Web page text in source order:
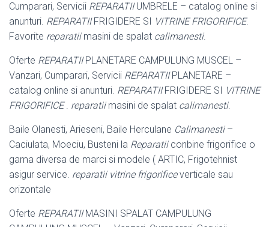
Cumparari, Servicii REPARATIIUMBRELE – catalog online si
anunturi. REPARATIIFRIGIDERE SI VITRINE FRIGORIFICE.
Favorite reparatiimasini de spalat calimanesti.
Oferte REPARATIIPLANETARE CAMPULUNG MUSCEL –
Vanzari, Cumparari, Servicii REPARATIIPLANETARE –
catalog online si anunturi. REPARATIIFRIGIDERE SI VITRINE
FRIGORIFICE. reparatiimasini de spalat calimanesti.
Baile Olanesti, Arieseni, Baile Herculane Calimanesti–
Caciulata, Moeciu, Busteni la Reparatiiconbine frigorifice o
gama diversa de marci si modele ( ARTIC, Frigotehnist
asigur service. reparatii vitrine frigorificeverticale sau
orizontale
Oferte REPARATIIMASINI SPALAT CAMPULUNG